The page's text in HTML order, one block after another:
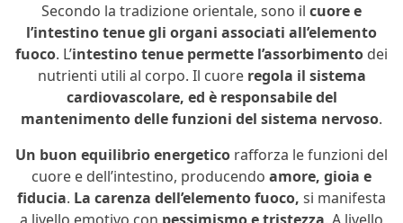
Secondo la tradizione orientale, sono il cuore e
l’intestino tenue gli organi associati all’elemento
fuoco. L’intestino tenue permette l’assorbimento dei
nutrienti utili al corpo. Il cuore regola il sistema
cardiovascolare, ed è responsabile del
mantenimento delle funzioni del sistema nervoso.
Un buon equilibrio energetico rafforza le funzioni del
cuore e dell’intestino, producendo amore, gioia e
fiducia. La carenza dell’elemento fuoco, si manifesta